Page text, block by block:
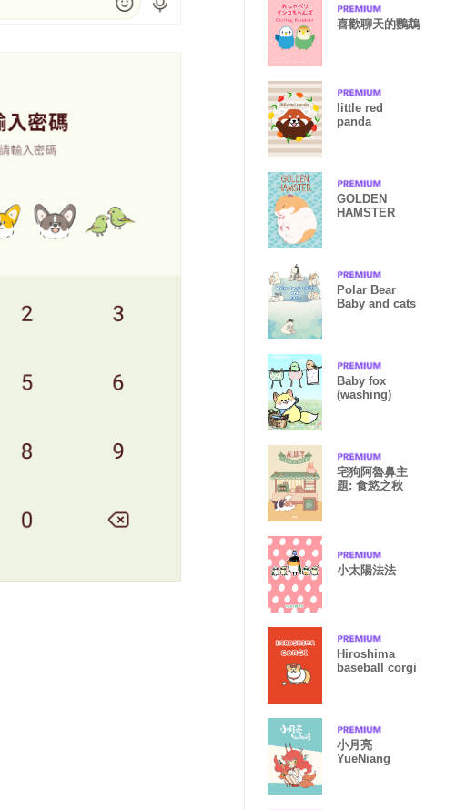
喜歡聊天的鸚鵡
little red
panda
GOLDEN
HAMSTER
Polar Bear
Baby and cats
Baby fox
(washing)
宅狗阿魯鼻主
題: 食慾之秋
小太陽法法
Hiroshima
baseball corgi
小月亮
YueNiang